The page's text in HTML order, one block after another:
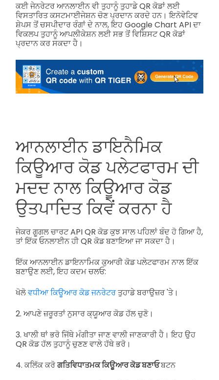
ਕਈ ਜੇਨਰੇਟਰ ਆਨਲਾਈਨ ਵੀ ਤੁਹਾਨੂੰ ਤੁਹਾਡੇ QR ਕੋਡਾਂ ਲਈ
ਵਿਸਤਾਰਿਤ ਕਸਟਮਾਈਜੇਸ਼ਨ ਚੋਣ ਪ੍ਰਦਾਨ ਕਰਦੇ ਹਨ। ਇਨੋਵੇਟਿਵ
ਸ਼ੇਪਸ ਤੋਂ ਚਸਪੀਦਾਰ ਰੰਗਾਂ ਦੇ ਨਾਲ, ਇਹ Google Chart API ਦਾ
ਵਿਕਲਪ ਤੁਹਾਨੂੰ ਆਪਲੀਕੇਸ਼ਨ ਲਈ ਸਭ ਤੋਂ ਵਿਸ਼ਿਸਟ QR ਕੋਡਾਂ
ਪ੍ਰਦਾਨ ਕਰ ਸਕਦਾ ਹੈ।
ਆਨਲਾਈਨ ਡਾਇਨੈਮਿਕ
ਕਿਊਆਰ ਕੋਡ ਪਲੇਟਫਾਰਮ ਦੀ
ਮਦਦ ਨਾਲ ਕਿਊਆਰ ਕੋਡ
ਉਤਪਾਦਿਤ ਕਿਵੇਂ ਕਰਨਾ ਹੈ
ਜੇਕਰ ਗੂਗਲ ਚਾਰਟ API QR ਕੋਡ ਕੁਝ ਸਾਲ ਪਹਿਲਾਂ ਬੰਦ ਹੋ ਗਿਆ ਹੈ,
ਤਾਂ ਇੱਕ ਓਨਲਾਈਨ ਹੀ QR ਕੋਡ ਬਣਾਇਆ ਜਾ ਸਕਦਾ ਹੈ।
ਇੱਕ ਆਨਲਾਈਨ ਡਾਇਨਾਮਿਕ ਕੁਆਰੀ ਕੋਡ ਪਲੇਟਫਾਰਮ ਨਾਲ ਇੱਕ
ਬਣਾਉਣ ਲਈ, ਇਹ ਕਦਮ ਚਲਓ:
ਖੋਲੋਵਧੀਆ ਕਿਊਆਰ ਕੋਡ ਜਨਰੇਟਰਤੁਹਾਡੇ ਬਰਾਉਜ਼ਰ 'ਤੇ।
2. ਆਪਣੇ ਜ਼ਰੂਰਤਾਂ ਨੁਸਾਰ ਕ੍ਯੂਆਰ ਕੋਡ ਹੱਲ ਚੁਣੋ।
3. ਖਾਲੀ ਥਾਂ ਭਰੋ ਜਿੱਥੇ ਮੰਗੀਤਾ ਜਾਣ ਵਾਲੀ ਜਾਣਕਾਰੀ ਹੈ। ਇਹ ਉਹ
QR ਕੋਡ ਹੱਲ ਤੁਹਾਨੂੰ ਚੁਣਣ ਵਾਲੇ ਹੱਥੇ ਭਰੋ।
4. ਕਲਿੱਕ ਕਰੋਗਤਿਵਿਧਾਤਮਕ ਕਿਊਆਰ ਕੋਡ ਬਣਾਓਬਟਨ